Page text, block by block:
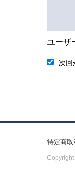
ユーザ
次回
特定商